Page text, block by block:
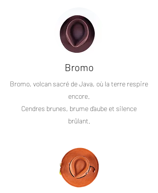
Bromo
Bromo, volcan sacré de Java, où la terre respire
encore.
Cendres brunes, brume d’aube et silence
brûlant.